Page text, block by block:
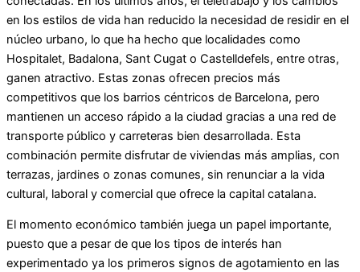
en los estilos de vida han reducido la necesidad de residir en el
núcleo urbano, lo que ha hecho que localidades como
Hospitalet, Badalona, Sant Cugat o Castelldefels, entre otras,
ganen atractivo. Estas zonas ofrecen precios más
competitivos que los barrios céntricos de Barcelona, pero
mantienen un acceso rápido a la ciudad gracias a una red de
transporte público y carreteras bien desarrollada. Esta
combinación permite disfrutar de viviendas más amplias, con
terrazas, jardines o zonas comunes, sin renunciar a la vida
cultural, laboral y comercial que ofrece la capital catalana.
El momento económico también juega un papel importante,
puesto que a pesar de que los tipos de interés han
experimentado ya los primeros signos de agotamiento en las